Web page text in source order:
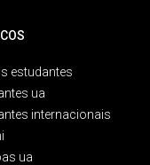
estudantes
ua
internacionais
ua